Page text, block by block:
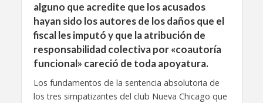
alguno que acredite que los acusados
hayan sido los autores de los daños que el
fiscal les imputó y que la atribución de
responsabilidad colectiva por «coautoría
funcional» careció de toda apoyatura.
Los fundamentos de la sentencia absolutoria de
los tres simpatizantes del club Nueva Chicago que